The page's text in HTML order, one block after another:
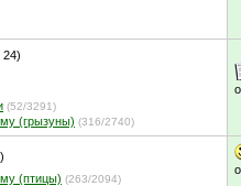
24)
(52/3291)
(грызуны) (316/2740)
(птицы) (263/2094)